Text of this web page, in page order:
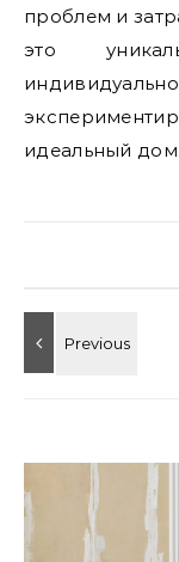
проблем и
это
идеальный дом.